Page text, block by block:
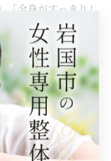
「全身がすっきりし
います。
が改善されること
進されるためです。
ことで、無駄な力み
ます。例えば、デ
、施術直後から姿勢
い傾向があります。